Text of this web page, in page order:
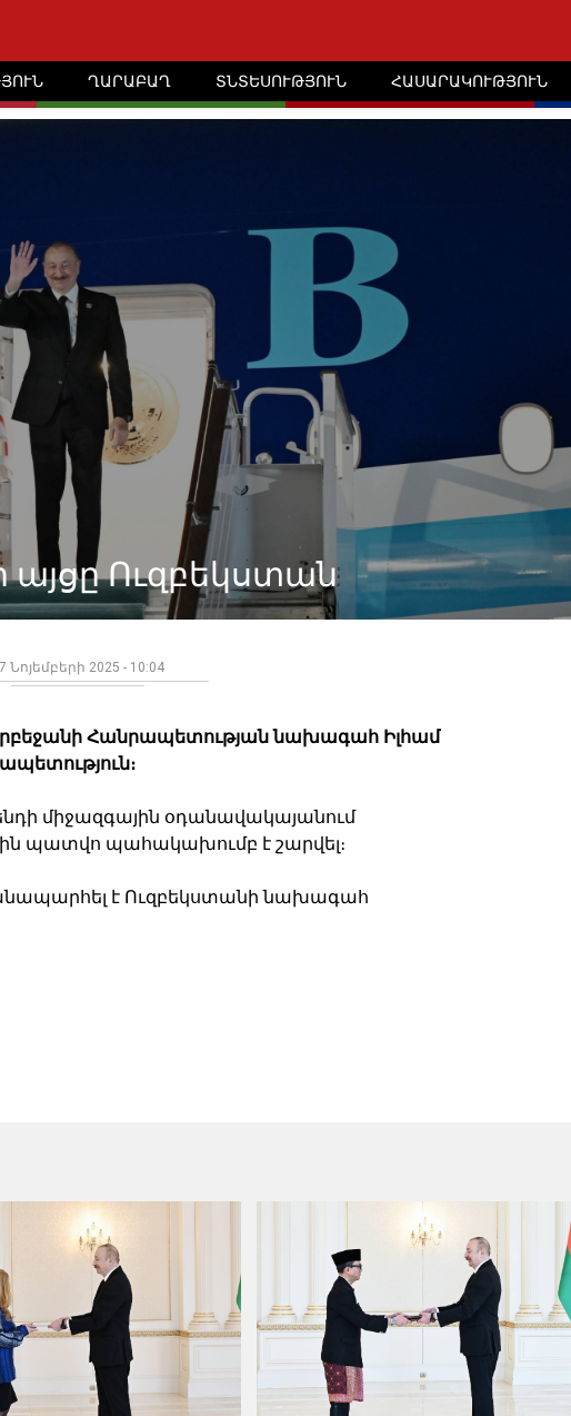
ՂԱՐԱԲԱՂ ՏՆՏԵՍՈՒԹՅՈՒՆ ՀԱՍԱՐԱԿՈՒԹՅՈՒՆ
այցը Ուզբեկստան
Նոյեմբերի 2025 - 10:04
Հանրապետության նախագահ Իլհամ
միջազգային օդանավակայանում
պատվո պահակախումբ է շարվել։
է Ուզբեկստանի նախագահ